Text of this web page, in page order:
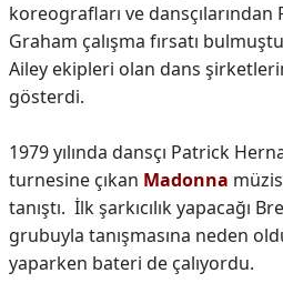
koreografları ve
Graham çalışma fırsatı
Ailey ekipleri olan dans
gösterdi.
1979 yılında dansçı Patrick
turnesine çıkan Madonna
tanıştı. İlk şarkıcılık yapacağı
grubuyla tanışmasına neden
yaparken bateri de çalıyordu.